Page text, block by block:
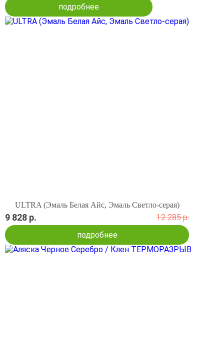
подробнее
ULTRA (Эмаль Белая Айс, Эмаль Светло-серая)
9 828 р.
12 285 р.
подробнее